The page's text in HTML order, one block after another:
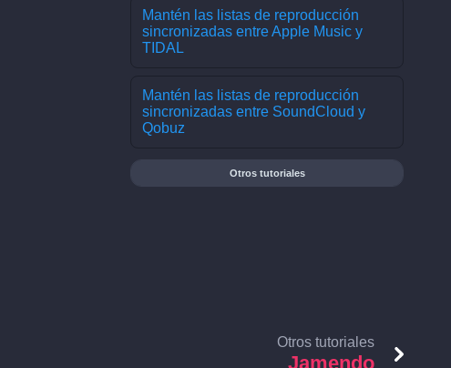
Mantén las listas de reproducción
sincronizadas entre Apple Music y
TIDAL
Mantén las listas de reproducción
sincronizadas entre SoundCloud y
Qobuz
Otros tutoriales
Otros tutoriales
Jamendo